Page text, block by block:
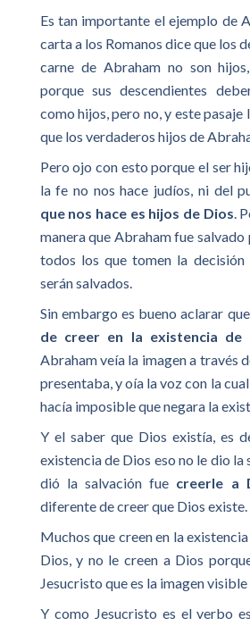
Es tan importante el ejemplo de
carta a los Romanos dice que los
carne de Abraham no son
porque sus descendientes
como hijos, pero no, y este
que los verdaderos hijos de
Pero ojo con esto porque el ser
la fe no nos hace judíos, ni del
que nos hace es hijos de Dios .
manera que Abraham fue salvado
todos los que tomen la decisión
serán salvados.
Sin embargo es bueno aclarar que
de creer en la existencia de
Abraham veía la imagen a través
presentaba, y oía la voz con la
hacía imposible que negara la
Y el saber que Dios existía, es
existencia de Dios eso no le dio la
dió la salvación fue creerle a
diferente de creer que Dios existe.
Muchos que creen en la
Dios, y no le creen a Dios
Jesucristo que es la imagen
Y como Jesucristo es el verbo